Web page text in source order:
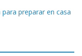
preparar en casa